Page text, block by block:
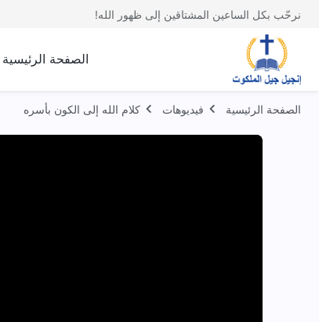
نرحّب بكل الساعين المشتاقين إلى ظهور الله!
الصفحة الرئيسية
الصفحة الرئيسية فيديوهات كلام الله إلى الكون بأسره